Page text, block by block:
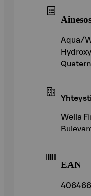
Aqua/
Wella
EAN